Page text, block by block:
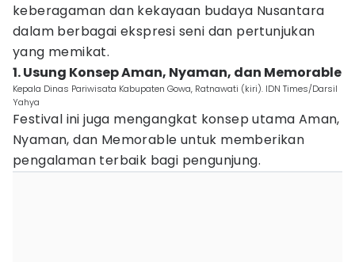
keberagaman dan kekayaan budaya Nusantara
dalam berbagai ekspresi seni dan pertunjukan
yang memikat.
1. Usung Konsep Aman, Nyaman, dan Memorable
Kepala Dinas Pariwisata Kabupaten Gowa, Ratnawati (kiri). IDN Times/Darsil
Yahya
Festival ini juga mengangkat konsep utama Aman,
Nyaman, dan Memorable untuk memberikan
pengalaman terbaik bagi pengunjung.